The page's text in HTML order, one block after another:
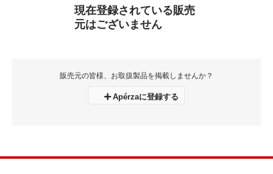
現在登録されている販売
元はございません
販売元の皆様、お取扱製品を掲載しませんか？
Apérzaに登録する